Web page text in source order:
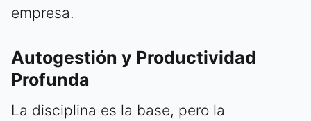
empresa.
Autogestión y Productividad
Profunda
La disciplina es la base, pero la